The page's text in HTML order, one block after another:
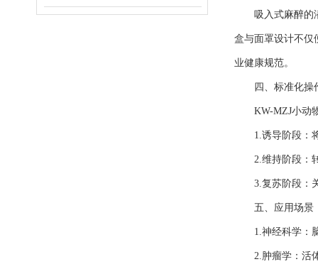
吸入式麻醉的潜
盒与面罩设计不仅
业健康规范。
四、标准化操
KW-MZJ小动物
1.诱导阶段：将
2.维持阶段：转
3.复苏阶段：关
五、应用场景
1.神经科学：脑
2.肿瘤学：活体